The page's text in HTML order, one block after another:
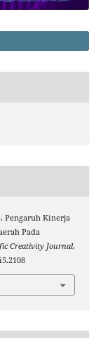
Pengaruh Kinerja
Pada
Creativity Journal,